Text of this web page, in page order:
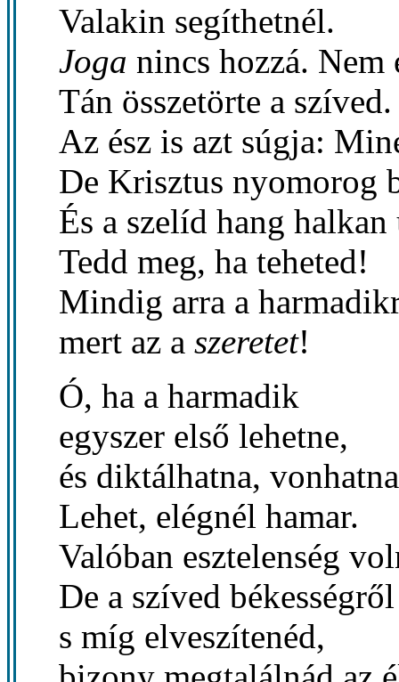
Valakin segíthetnél.
Joga nincs hozzá. Nem
Tán összetörte a szíved.
Az ész is azt súgja:
De Krisztus nyomorog
És a szelíd hang
Tedd meg, ha teheted!
Mindig arra a
mert az a szeretet!
Ó, ha a harmadik
egyszer első lehetne,
és diktálhatna,
Lehet, elégnél hamar.
Valóban esztelenség
De a szíved
s míg elveszítenéd,